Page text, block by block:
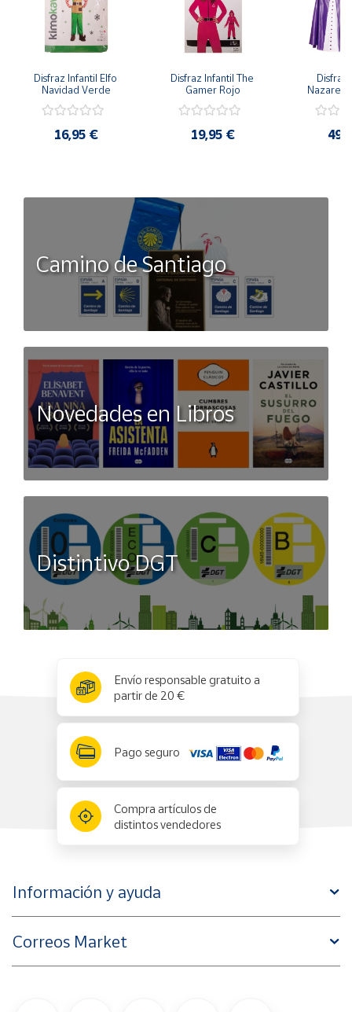
Disfraz Infantil Elfo
Navidad Verde
16,95 €
Disfraz Infantil The
Gamer Rojo
19,95 €
Disfraz
Camino de Santiago
Novedades en Libros
Distintivo DGT
Envío responsable gratuito a
partir de 20 €
Pago seguro
Compra artículos de
distintos vendedores
Información y ayuda
Correos Market